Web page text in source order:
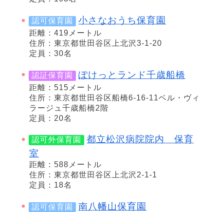
認可保育園 小さなおうち保育園
距離：419メートル
住所：東京都世田谷区上北沢3-1-20
定員：30名
認証保育園 ぽけっとランド千歳船橋
距離：515メートル
住所：東京都世田谷区船橋6-16-11ベル・ヴィ
ラージュ千歳船橋2階
定員：20名
認可外保育園
都立松沢病院院内 保育
室
距離：588メートル
住所：東京都世田谷区上北沢2-1-1
定員：18名
認可保育園 南八幡山保育園